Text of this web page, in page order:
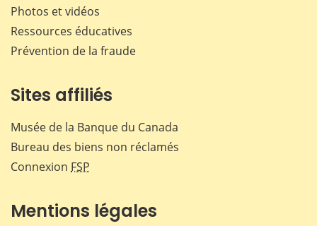
Photos et vidéos
Ressources éducatives
Prévention de la fraude
Sites affiliés
Musée de la Banque du Canada
Bureau des biens non réclamés
Connexion FSP
Mentions légales